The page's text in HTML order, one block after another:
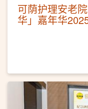
可荫护理安老
华」嘉年华